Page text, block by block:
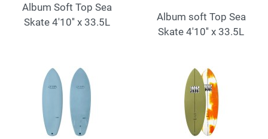
Album Soft Top Sea
Skate 4'10'' x 33.5L
Album soft Top Sea
Skate 4'10'' x 33.5L
Add to Wishlist